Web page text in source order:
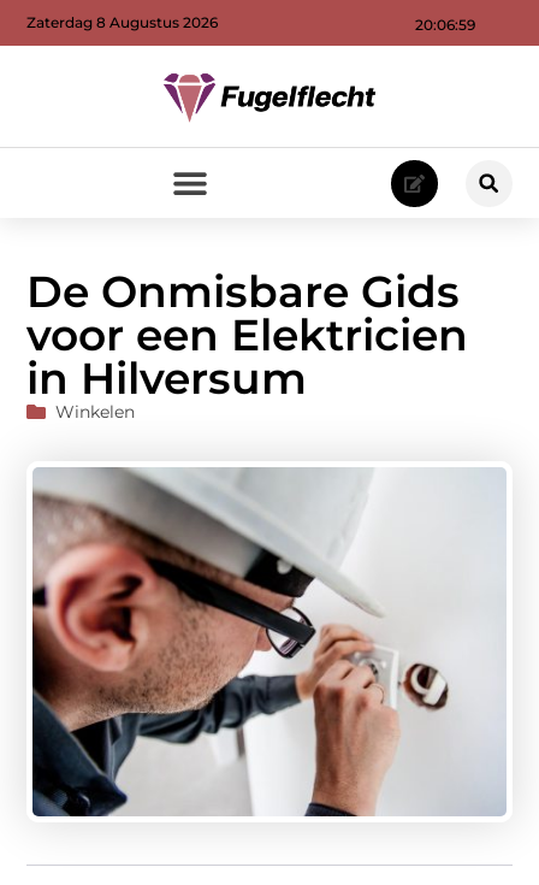
20:07:00
Zaterdag 8 Augustus 2026
De Onmisbare Gids
voor een Elektricien
in Hilversum
Winkelen